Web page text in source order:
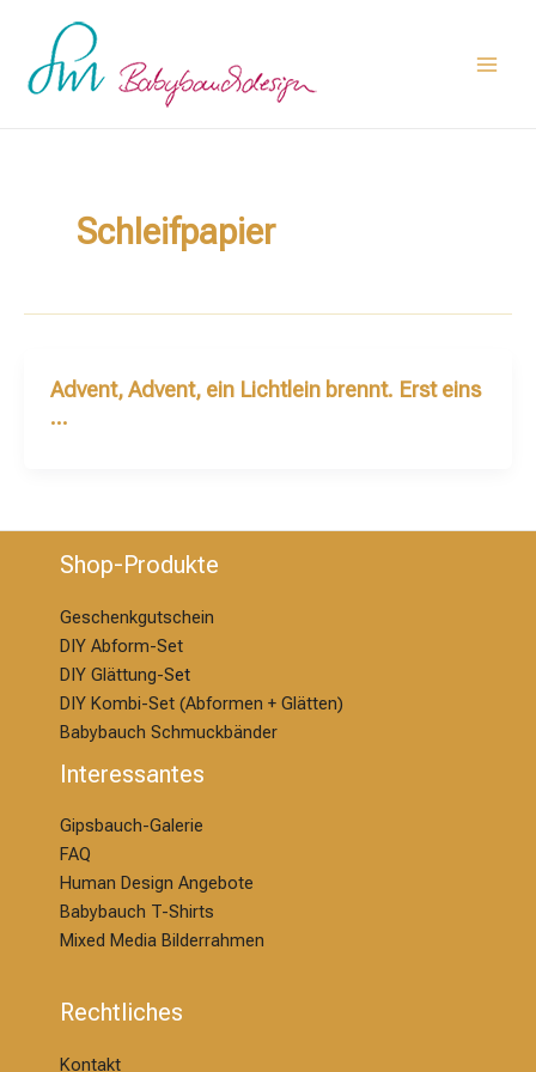
springen
Schleifpapier
Advent, Advent, ein Lichtlein brennt. Erst eins
…
Shop-Produkte
Geschenkgutschein
DIY Abform-Set
DIY Glättung-Set
DIY Kombi-Set (Abformen + Glätten)
Babybauch Schmuckbänder
Interessantes
Gipsbauch-Galerie
FAQ
Human Design Angebote
Babybauch T-Shirts
Mixed Media Bilderrahmen
Rechtliches
Kontakt